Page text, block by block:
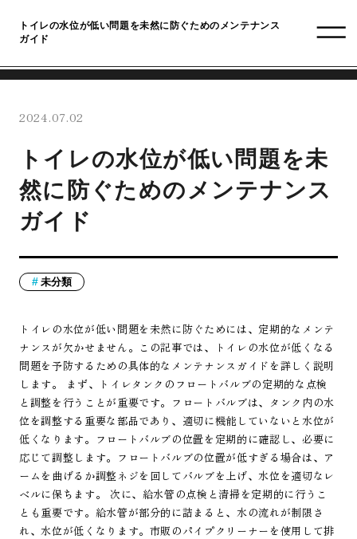
トイレの水位が低い問題を未然に防ぐためのメンテナンス
ガイド
2024.07.02
トイレの水位が低い問題を未
然に防ぐためのメンテナンス
ガイド
未分類
トイレの水位が低い問題を未然に防ぐためには、定期的なメンテ
ナンスが欠かせません。この記事では、トイレの水位が低くなる
問題を予防するための具体的なメンテナンスガイドを詳しく説明
します。 まず、トイレタンクのフロートバルブの定期的な点検
と調整を行うことが重要です。フロートバルブは、タンク内の水
位を調整する重要な部品であり、適切に機能していないと水位が
低くなります。フロートバルブの位置を定期的に確認し、必要に
応じて調整します。フロートバルブの位置が低すぎる場合は、ア
ームを曲げるか調整ネジを回してバルブを上げ、水位を適切なレ
ベルに保ちます。 次に、給水管の点検と清掃を定期的に行うこ
とも重要です。給水管が部分的に詰まると、水の流れが制限さ
れ、水位が低くなります。市販のパイプクリーナーを使用して排